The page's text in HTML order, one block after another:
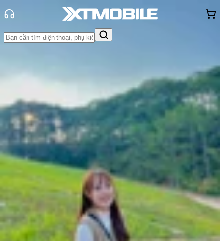
Tin MớiĐánh Giá - Trên TaySo Sánh Tư vấn Khuyến
mãi
Thủ thuậtHỏi đápApp - Game Thông báoKhách
hàng - Sự kiện
Top điện thoại Samsung dưới 5
triệu: Ngon - bổ - rẻ, mua ngay kẻo
Thùy Nguyễn
Ngày đăng:
18/10/2025
Cập nhật:
18/10/2025